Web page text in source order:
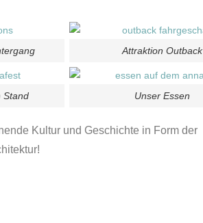
Attraktion Outback
Stand Unser Essen
Kultur und Geschichte in Form der